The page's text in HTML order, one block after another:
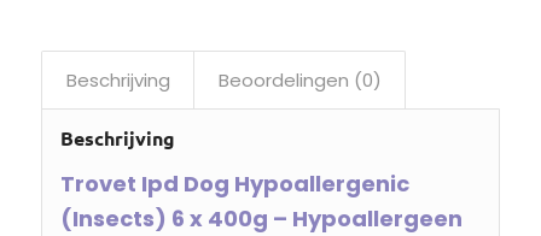
Beschrijving Beoordelingen (0)
Beschrijving
Trovet Ipd Dog Hypoallergenic
(Insects) 6 x 400g – Hypoallergeen